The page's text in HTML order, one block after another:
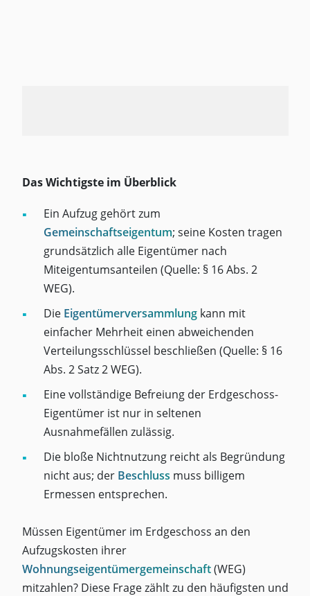
Das Wichtigste im Überblick
Ein Aufzug gehört zum
Gemeinschaftseigentum; seine Kosten tragen
grundsätzlich alle Eigentümer nach
Miteigentumsanteilen (Quelle: § 16 Abs. 2
WEG).
Die Eigentümerversammlung kann mit
einfacher Mehrheit einen abweichenden
Verteilungsschlüssel beschließen (Quelle: § 16
Abs. 2 Satz 2 WEG).
Eine vollständige Befreiung der Erdgeschoss-
Eigentümer ist nur in seltenen
Ausnahmefällen zulässig.
Die bloße Nichtnutzung reicht als Begründung
nicht aus; der Beschluss muss billigem
Ermessen entsprechen.
Müssen Eigentümer im Erdgeschoss an den
Aufzugskosten ihrer
Wohnungseigentümergemeinschaft(WEG)
mitzahlen? Diese Frage zählt zu den häufigsten und